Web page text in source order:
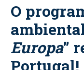
O
Europa”
Portugal!